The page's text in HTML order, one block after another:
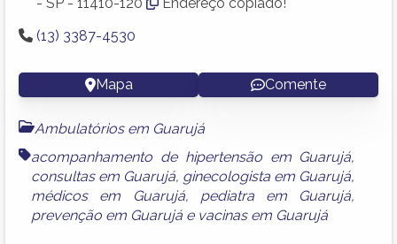
(13) 3387-4530
Mapa Comente
Ambulatórios em Guarujá
acompanhamento de hipertensão em Guarujá,
consultas em Guarujá, ginecologista em Guarujá,
médicos em Guarujá, pediatra em Guarujá,
prevenção em Guarujá e vacinas em Guarujá